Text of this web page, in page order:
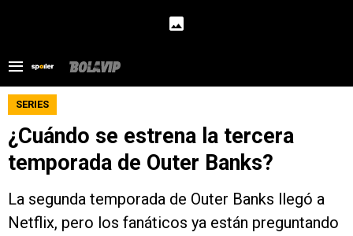
SERIES
¿Cuándo se estrena la tercera
temporada de Outer Banks?
La segunda temporada de Outer Banks llegó a
Netflix, pero los fanáticos ya están preguntando